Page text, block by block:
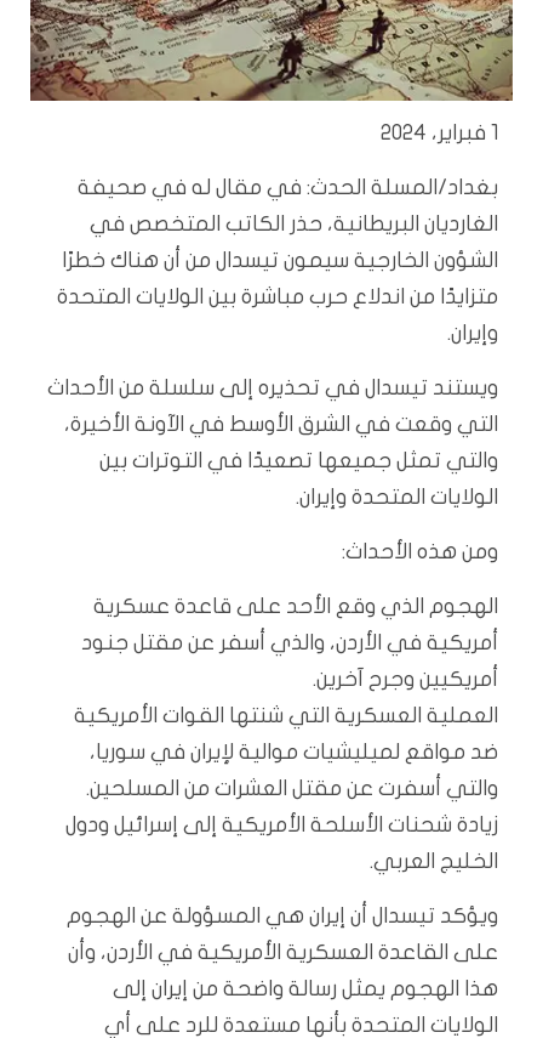
1 فبراير، 2024
بغداد/المسلة الحدث: في مقال له في صحيفة
الغارديان البريطانية، حذر الكاتب المتخصص في
الشؤون الخارجية سيمون تيسدال من أن هناك خطرًا
متزايدًا من اندلاع حرب مباشرة بين الولايات المتحدة
وإيران.
ويستند تيسدال في تحذيره إلى سلسلة من الأحداث
التي وقعت في الشرق الأوسط في الآونة الأخيرة،
والتي تمثل جميعها تصعيدًا في التوترات بين
الولايات المتحدة وإيران.
ومن هذه الأحداث:
الهجوم الذي وقع الأحد على قاعدة عسكرية
أمريكية في الأردن، والذي أسفر عن مقتل جنود
أمريكيين وجرح آخرين.
العملية العسكرية التي شنتها القوات الأمريكية
ضد مواقع لميليشيات موالية لإيران في سوريا،
والتي أسفرت عن مقتل العشرات من المسلحين.
زيادة شحنات الأسلحة الأمريكية إلى إسرائيل ودول
الخليج العربي.
ويؤكد تيسدال أن إيران هي المسؤولة عن الهجوم
على القاعدة العسكرية الأمريكية في الأردن، وأن
هذا الهجوم يمثل رسالة واضحة من إيران إلى
الولايات المتحدة بأنها مستعدة للرد على أي